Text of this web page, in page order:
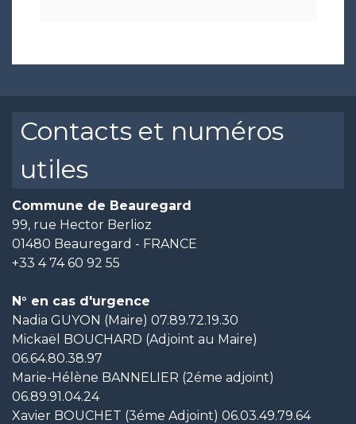
Contacts et numéros
utiles
Commune de Beauregard
99, rue Hector Berlioz
01480 Beauregard - FRANCE
+33 4 74 60 92 55
N° en cas d'urgence
Nadia GUYON (Maire) 07.89.72.19.30
Mickaël BOUCHARD (Adjoint au Maire)
06.64.80.38.97
Marie-Hélène BANNELIER (2éme adjoint)
06.89.91.04.24
Xavier BOUCHET (3éme Adjoint) 06.03.49.79.64